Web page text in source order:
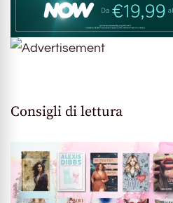
Consigli di lettura